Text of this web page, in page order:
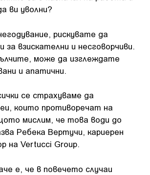
ви уволни?
рискувате да
взискателни и несговорчиви.
може да изглеждате
и апатични.
се страхуваме да
които противоречат на
мислим, че това води до
Ребека Вертучи, кариерен
на Vertucci Group.
е, че в повечето случаи